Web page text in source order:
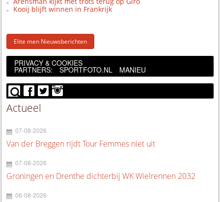
Kooij blijft winnen in Frankrijk
Elite men Nieuwsberichten
PRIVACY & COOKIES
PARTNERS: SPORTFOTO.NL MANIEU
Actueel
07-08-2026
Van der Breggen rijdt Tour Femmes niet uit
07-08-2026
Groningen en Drenthe dichterbij WK Wielrennen 2032
06-08-2026